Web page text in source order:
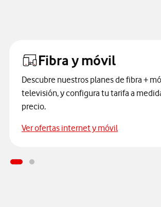
Fibra y móvil
Descubre nuestros planes de fibra +
televisión, y configura tu tarifa a
precio.
Ver ofertas internet y móvilAccede a